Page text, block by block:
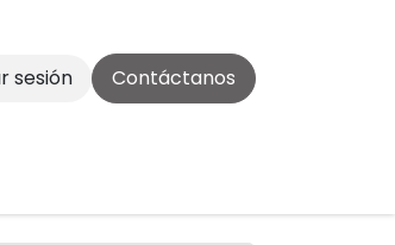
sesión Contáctanos